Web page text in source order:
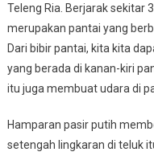
Teleng Ria. Berjarak sekitar
merupakan pantai yang
Dari bibir pantai, kita kita
yang berada di kanan-kiri
itu juga membuat udara di
Hamparan pasir putih
setengah lingkaran di teluk